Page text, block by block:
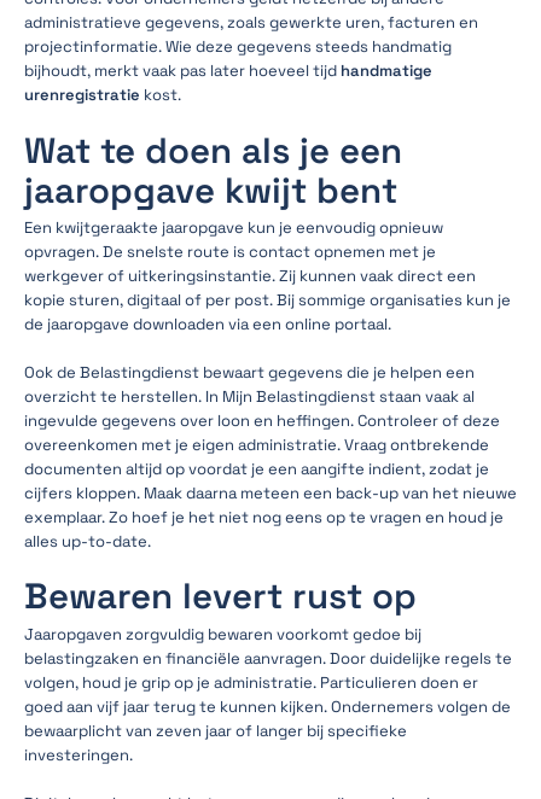
administratieve gegevens, zoals gewerkte uren, facturen en
projectinformatie. Wie deze gegevens steeds handmatig
bijhoudt, merkt vaak pas later hoeveel tijd handmatige
urenregistratie kost.
Wat te doen als je een
jaaropgave kwijt bent
Een kwijtgeraakte jaaropgave kun je eenvoudig opnieuw
opvragen. De snelste route is contact opnemen met je
werkgever of uitkeringsinstantie. Zij kunnen vaak direct een
kopie sturen, digitaal of per post. Bij sommige organisaties kun je
de jaaropgave downloaden via een online portaal.
Ook de Belastingdienst bewaart gegevens die je helpen een
overzicht te herstellen. In Mijn Belastingdienst staan vaak al
ingevulde gegevens over loon en heffingen. Controleer of deze
overeenkomen met je eigen administratie. Vraag ontbrekende
documenten altijd op voordat je een aangifte indient, zodat je
cijfers kloppen. Maak daarna meteen een back-up van het nieuwe
exemplaar. Zo hoef je het niet nog eens op te vragen en houd je
alles up-to-date.
Bewaren levert rust op
Jaaropgaven zorgvuldig bewaren voorkomt gedoe bij
belastingzaken en financiële aanvragen. Door duidelijke regels te
volgen, houd je grip op je administratie. Particulieren doen er
goed aan vijf jaar terug te kunnen kijken. Ondernemers volgen de
bewaarplicht van zeven jaar of langer bij specifieke
investeringen.